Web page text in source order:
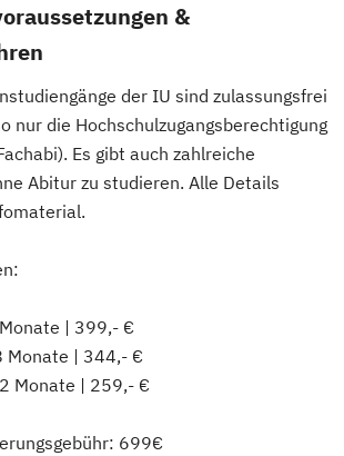
&
der IU sind zulassungsfrei
nur die Hochschulzugangsberechtigung
Es gibt auch zahlreiche
Abitur zu studieren. Alle Details
| 399,- €
Monate | 344,- €
Monate | 259,- €
699€